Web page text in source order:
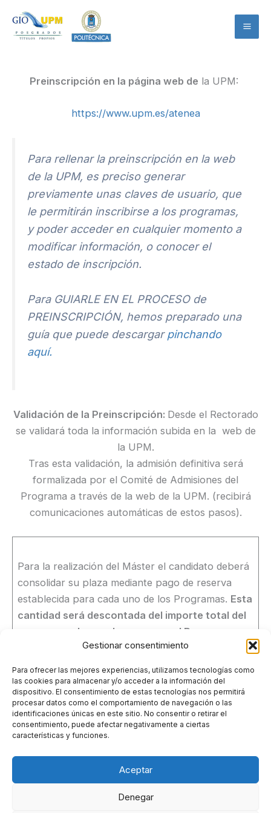
Gestionar consentimiento
Para ofrecer las mejores experiencias, utilizamos tecnologías como
las cookies para almacenar y/o acceder a la información del
dispositivo. El consentimiento de estas tecnologías nos permitirá
procesar datos como el comportamiento de navegación o las
identificaciones únicas en este sitio. No consentir o retirar el
consentimiento, puede afectar negativamente a ciertas
características y funciones.
Aceptar
Denegar
contenido
Preinscripción en la página web de la UPM:
https://www.upm.es/atenea
Para rellenar la preinscripción en la web
de la UPM, es preciso generar
previamente unas claves de usuario, que
le permitirán inscribirse a los programas,
y poder acceder en cualquier momento a
modificar información, o conocer el
estado de inscripción.
Para GUIARLE EN EL PROCESO de
PREINSCRIPCIÓN, hemos preparado una
guía que puede descargarpinchando
aquí.
Validación de la Preinscripción: Desde el Rectorado
se validará toda la información subida en la web de
la UPM.
Tras esta validación, la admisión definitiva será
formalizada por el Comité de Admisiones del
Programa a través de la web de la UPM. (recibirá
comunicaciones automáticas de estos pasos).
Para la realización del Máster el candidato deberá
consolidar su plaza mediante pago de reserva
establecida para cada uno de los Programas. Esta
cantidad será descontada del importe total del
curso y en el caso de no cursar el Programa no
será objeto de devolución.
Grupo de Ingeniería de Organización. Despachos A-126.
Escuela Técnica Superior de Ingenieros de Telecomunicación.Avenida
Complutense 30, Ciudad Universitaria. 28040 Madrid.Tfnos: +34 91
E-mail:master.gio.secretaria@upm.es